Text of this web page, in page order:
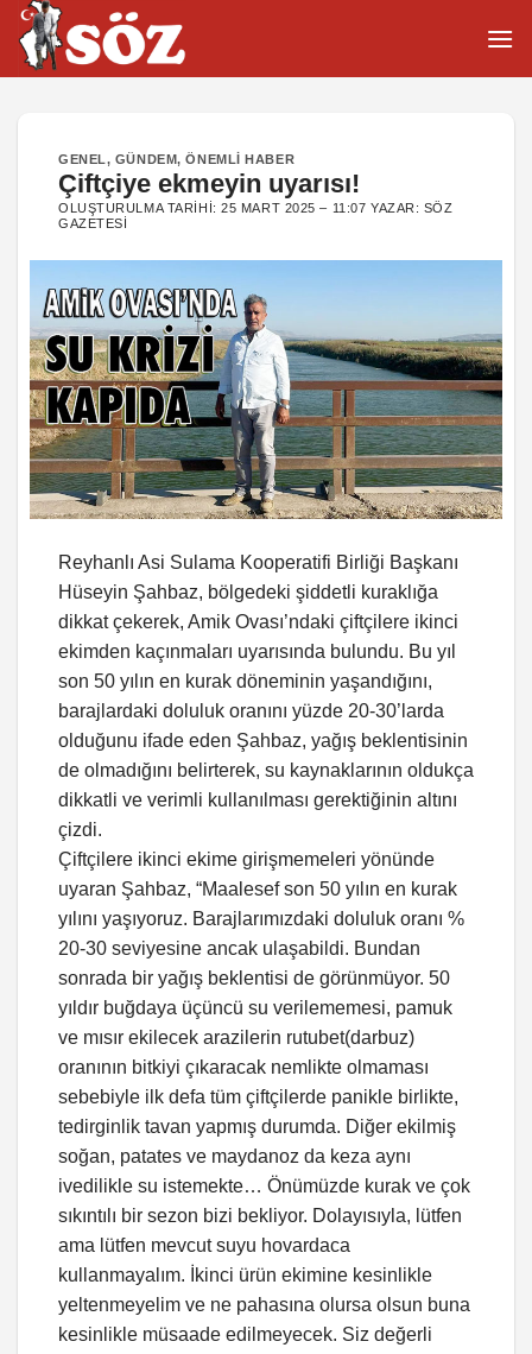
İçeriğe
atla
GENEL, GÜNDEM,ÖNEMLI HABER
Çiftçiye ekmeyin uyarısı!
OLUŞTURULMA TARIHI:25 MART 2025 – 11:07 YAZAR: SÖZ
GAZETESI
Reyhanlı Asi Sulama Kooperatifi Birliği Başkanı
Hüseyin Şahbaz, bölgedeki şiddetli kuraklığa
dikkat çekerek, Amik Ovası’ndaki çiftçilere ikinci
ekimden kaçınmaları uyarısında bulundu. Bu yıl
son 50 yılın en kurak döneminin yaşandığını,
barajlardaki doluluk oranını yüzde 20-30’larda
olduğunu ifade eden Şahbaz, yağış beklentisinin
de olmadığını belirterek, su kaynaklarının oldukça
dikkatli ve verimli kullanılması gerektiğinin altını
çizdi.
Çiftçilere ikinci ekime girişmemeleri yönünde
uyaran Şahbaz, “Maalesef son 50 yılın en kurak
yılını yaşıyoruz. Barajlarımızdaki doluluk oranı %
20-30 seviyesine ancak ulaşabildi. Bundan
sonrada bir yağış beklentisi de görünmüyor. 50
yıldır buğdaya üçüncü su verilememesi, pamuk
ve mısır ekilecek arazilerin rutubet(darbuz)
oranının bitkiyi çıkaracak nemlikte olmaması
sebebiyle ilk defa tüm çiftçilerde panikle birlikte,
tedirginlik tavan yapmış durumda. Diğer ekilmiş
soğan, patates ve maydanoz da keza aynı
ivedilikle su istemekte… Önümüzde kurak ve çok
sıkıntılı bir sezon bizi bekliyor. Dolayısıyla, lütfen
ama lütfen mevcut suyu hovardaca
kullanmayalım. İkinci ürün ekimine kesinlikle
yeltenmeyelim ve ne pahasına olursa olsun buna
kesinlikle müsaade edilmeyecek. Siz değerli